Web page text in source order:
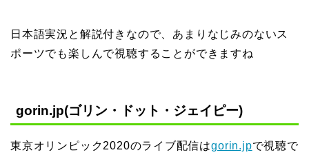
日本語実況と解説付きなので、あまりなじみのないス
ポーツでも楽しんで視聴することができますね
gorin.jp(ゴリン・ドット・ジェイピー)
東京オリンピック2020のライブ配信はgorin.jpで視聴で